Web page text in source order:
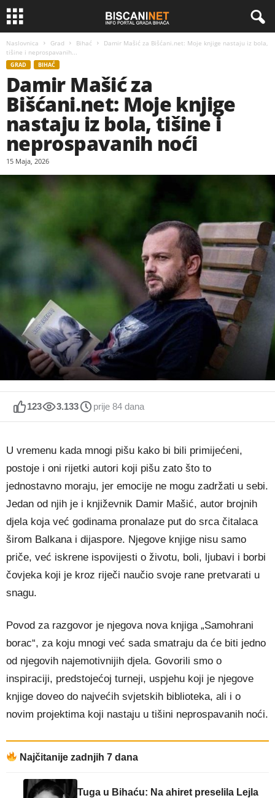
Naslovnica Grad Bihać
Damir Mašić za Bišćani.net: Moje knjige nastaju iz bola,
tišine i neprospavanih...
GRAD BIHAĆ
Damir Mašić za
Bišćani.net: Moje knjige
nastaju iz bola, tišine i
neprospavanih noći
15 Maja, 2026
123 3.133 prije 84 dana
U vremenu kada mnogi pišu kako bi bili primijećeni,
postoje i oni rijetki autori koji pišu zato što to
jednostavno moraju, jer emocije ne mogu zadržati u sebi.
Jedan od njih je i književnik Damir Mašić, autor brojnih
djela koja već godinama pronalaze put do srca čitalaca
širom Balkana i dijaspore. Njegove knjige nisu samo
priče, već iskrene ispovijesti o životu, boli, ljubavi i borbi
čovjeka koji je kroz riječi naučio svoje rane pretvarati u
snagu.
Povod za razgovor je njegova nova knjiga „Samohrani
borac“, za koju mnogi već sada smatraju da će biti jedno
od njegovih najemotivnijih djela. Govorili smo o
inspiraciji, predstojećoj turneji, uspjehu koji je njegove
knjige doveo do najvećih svjetskih biblioteka, ali i o
novim projektima koji nastaju u tišini neprospavanih noći.
Najčitanije zadnjih 7 dana
Tuga u Bihaću: Na ahiret preselila Lejla